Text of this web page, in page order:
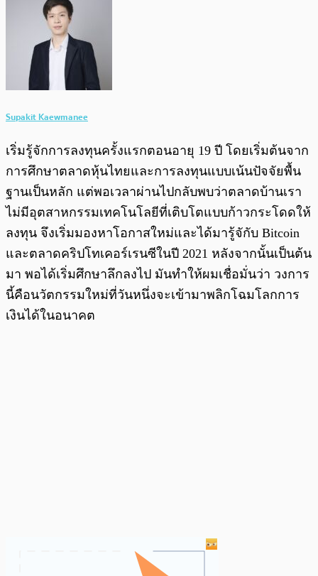
Supakit Kaewmanee
เริ่มรู้จักการลงทุนครั้งแรกตอนอายุ 19 ปี โดยเริ่มต้นจาก
การศึกษาตลาดหุ้นไทยและการลงทุนแบบเน้นปัจจัยพื้น
ฐานเป็นหลัก แต่พอเวลาผ่านไปกลับพบว่าตลาดบ้านเรา
ไม่มีอุตสาหกรรมเทคโนโลยีที่เติบโตแบบก้าวกระโดดให้
ลงทุน จึงเริ่มมองหาโอกาสใหม่และได้มารู้จักับ Bitcoin
และตลาดคริปโทเคอร์เรนซีในปี 2021 หลังจากนั้นเป็นต้น
มา พอได้เริ่มศึกษาลึกลงไป มันทำให้ผมเชื่อมั่นว่า วงการ
นี้คือนวัตกรรมใหม่ที่วันหนึ่งจะเข้ามาพลิกโฉมโลกการ
เงินได้ในอนาคต